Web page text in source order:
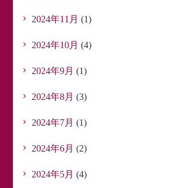
2024年11月 (1)
2024年10月 (4)
2024年9月 (1)
2024年8月 (3)
2024年7月 (1)
2024年6月 (2)
2024年5月 (4)